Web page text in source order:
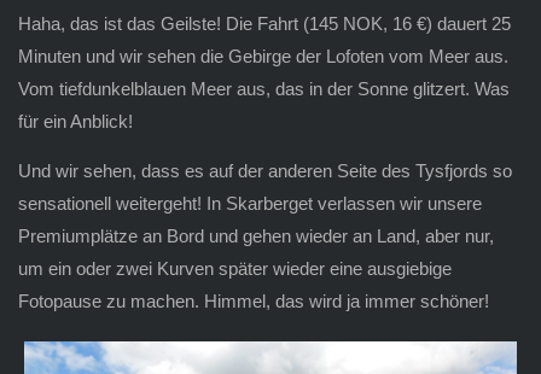
Haha, das ist das Geilste! Die Fahrt (145 NOK, 16 €) dauert 25
Minuten und wir sehen die Gebirge der Lofoten vom Meer aus.
Vom tiefdunkelblauen Meer aus, das in der Sonne glitzert. Was
für ein Anblick!
Und wir sehen, dass es auf der anderen Seite des Tysfjords so
sensationell weitergeht! In Skarberget verlassen wir unsere
Premiumplätze an Bord und gehen wieder an Land, aber nur,
um ein oder zwei Kurven später wieder eine ausgiebige
Fotopause zu machen. Himmel, das wird ja immer schöner!